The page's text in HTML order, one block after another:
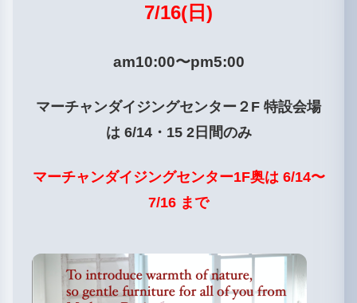
7/16(日)
am10:00〜pm5:00
マーチャンダイジングセンター２F 特設会場
は 6/14・15 2日間のみ
マーチャンダイジングセンター1F奥は 6/14〜
7/16 まで